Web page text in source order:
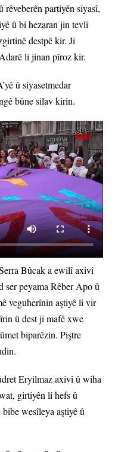
partiyên siyasî,
û bi hezaran jin tevlî
destpê kir. Ji
li jinan pîroz kir.
û siyasetmedar
bûne silav kirin.
Bûcak a ewilî axivî
ser peyama Rêber Apo û
veguherînin aştiyê li vir
û dest ji mafê xwe
biparêzin. Piştre
Eryilmaz axivî û wiha
girtiyên li hefs û
wesîleya aştiyê û